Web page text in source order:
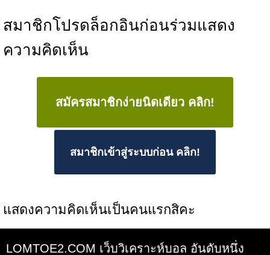
สมาชิกโปรดล็อกอินก่อนร่วมแสดง
ความคิดเห็น
สมัครสมาชิกง่ายนิดเดียว คลิก!
สมาชิกเข้าสู่ระบบก่อน คลิก!
แสดงความคิดเห็นเป็นคนแรกสิคะ
LOMTOE2.COM เว็บวิเคราะห์บอล อันดับหนึ่ง